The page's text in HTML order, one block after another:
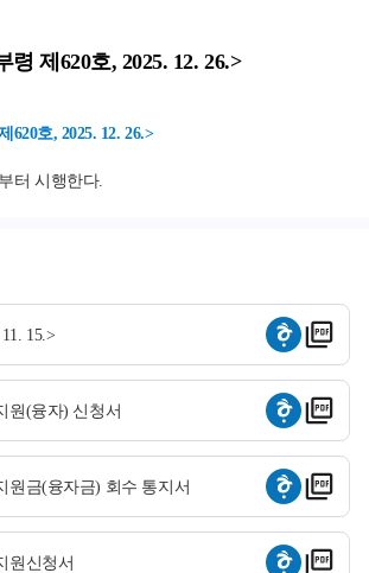
제620호, 2025. 12. 26.>
620호, 2025. 12. 26.>
터 시행한다.
15.>
원(융자) 신청서
원금(융자금) 회수 통지서
원신청서